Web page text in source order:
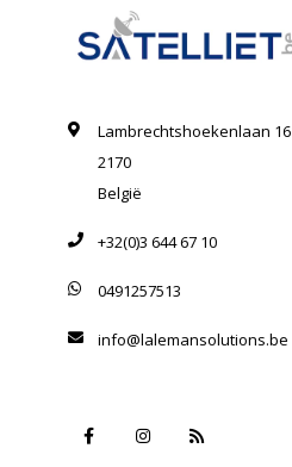
Lambrechtshoekenlaan
2170
België
+32(0)3 644 67 10
0491257513
info@lalemansolutions.be